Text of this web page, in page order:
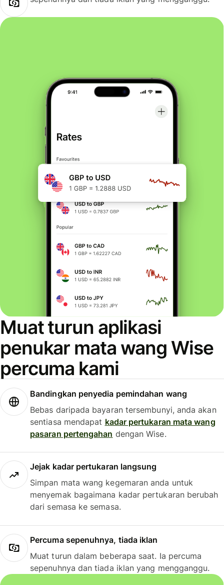
Muat turun aplikasi
penukar mata wang Wise
percuma kami
Bandingkan penyedia pemindahan wang
Bebas daripada bayaran tersembunyi, anda akan
sentiasa mendapat kadar pertukaran mata wang
pasaran pertengahan dengan Wise.
Jejak kadar pertukaran langsung
Simpan mata wang kegemaran anda untuk
menyemak bagaimana kadar pertukaran berubah
dari semasa ke semasa.
Percuma sepenuhnya, tiada iklan
Muat turun dalam beberapa saat. Ia percuma
sepenuhnya dan tiada iklan yang mengganggu.